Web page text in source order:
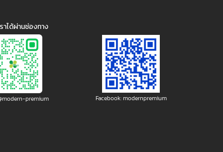
าได้ผ่านช่องทาง
premium Facebook: modernpremium